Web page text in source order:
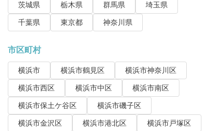
茨城県 栃木県 群馬県
埼玉県
千葉県
東京都 神奈川県
市区町村
横浜市 横浜市鶴見区
横浜市神奈川区
横浜市西区
横浜市中区
横浜市南区
横浜市保土ケ谷区
横浜市磯子区
横浜市金沢区
横浜市港北区
横浜市戸塚区